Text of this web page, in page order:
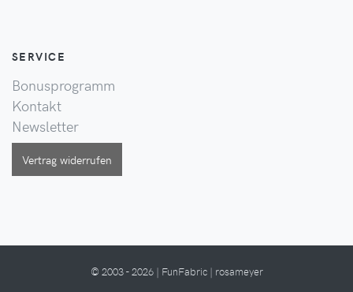
SERVICE
Bonusprogramm
Kontakt
Newsletter
Vertrag widerrufen
© 2003 - 2026 | FunFabric | rosameyer